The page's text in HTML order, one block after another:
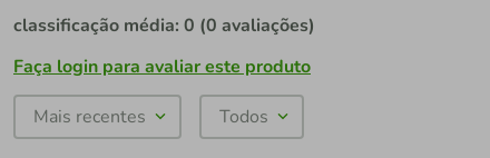
classificação média: 0 (0 avaliações)
Faça login para avaliar este produto
Mais recentes Todos